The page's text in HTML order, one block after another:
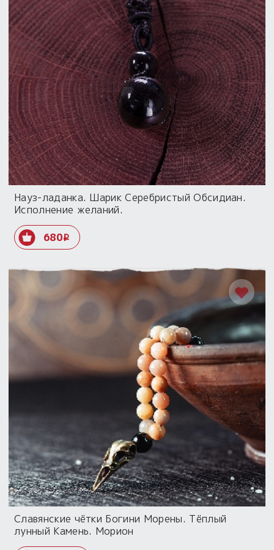
Науз-ладанка. Шарик Серебристый Обсидиан.
Исполнение желаний.
680i
Славянские чётки Богини Морены. Тёплый
лунный Камень. Морион